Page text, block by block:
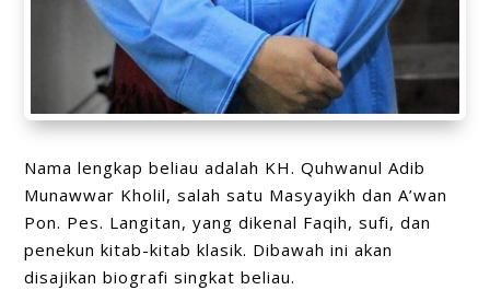
Nama lengkap beliau adalah KH. Quhwanul Adib
Munawwar Kholil, salah satu Masyayikh dan A’wan
Pon. Pes. Langitan, yang dikenal Faqih, sufi, dan
penekun kitab-kitab klasik. Dibawah ini akan
disajikan biografi singkat beliau.